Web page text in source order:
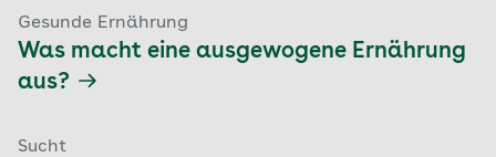
Gesunde Ernährung
Was macht eine ausgewogene Ernährung
aus?
Sucht